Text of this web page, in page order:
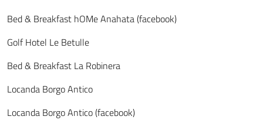
Bed & Breakfast hOMe Anahata (facebook)
Golf Hotel Le Betulle
Bed & Breakfast La Robinera
Locanda Borgo Antico
Locanda Borgo Antico (facebook)